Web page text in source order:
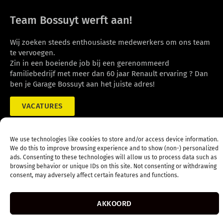
We use technologies like cookies to store and/or access device information.
We do this to improve browsing experience and to show (non-) personalized
ads. Consenting to these technologies will allow us to process data such as
browsing behavior or unique IDs on this site. Not consenting or withdrawing
consent, may adversely affect certain features and functions.
AKKOORD
Team Bossuyt werft aan!
Wij zoeken steeds enthousiaste medewerkers om ons team
te vervoegen.
Zin in een boeiende job bij een gerenommeerd
familiebedrijf met meer dan 60 jaar Renault ervaring ? Dan
ben je Garage Bossuyt aan het juiste adres!
VACATURES
copyright 2026 Garage Bossuyt
|Privacy|Cookies